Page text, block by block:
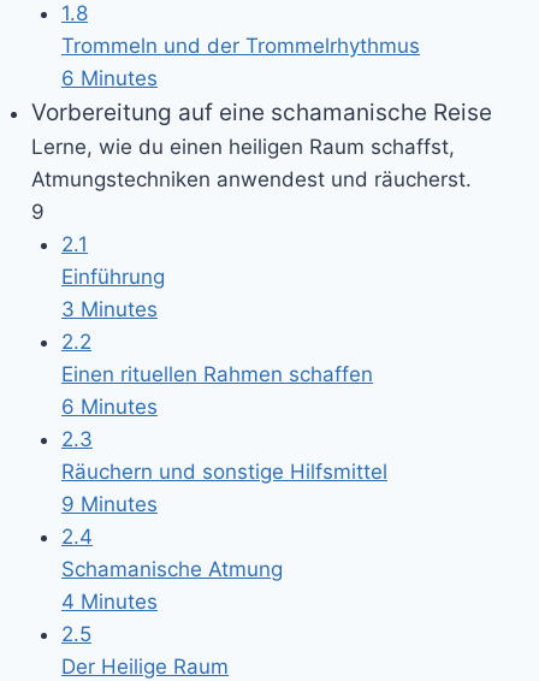
1.8
Trommeln und der Trommelrhythmus
6 Minutes
Vorbereitung auf eine schamanische Reise
Lerne, wie du einen heiligen Raum schaffst,
Atmungstechniken anwendest und räucherst.
9
2.1
Einführung
3 Minutes
2.2
Einen rituellen Rahmen schaffen
6 Minutes
2.3
Räuchern und sonstige Hilfsmittel
9 Minutes
2.4
Schamanische Atmung
4 Minutes
2.5
Der Heilige Raum